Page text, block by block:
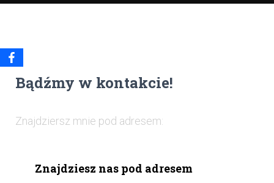
Bądźmy w kontakcie!
Znajdziersz mnie pod adresem:
Znajdziesz nas pod adresem